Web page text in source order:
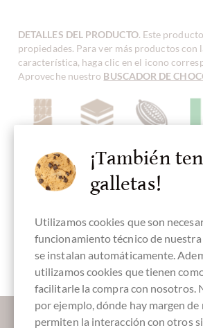
DETALLES DEL PRODUCTO. Este
propiedades. Para ver más productos con
característica, haga clic en el icono
Aproveche nuestro BUSCADOR DE
leche
de Cacao
ohne Alkohol sin gluten
Embalaje
colores crema
Déjanos endulzar tu bandeja
¡También
galletas!
Utilizamos cookies que son
funcionamiento técnico de
se instalan automáticamente.
utilizamos cookies que tienen
facilitarle la compra con nosotros.
por ejemplo, dónde hay margen de
permiten la interacción con otros